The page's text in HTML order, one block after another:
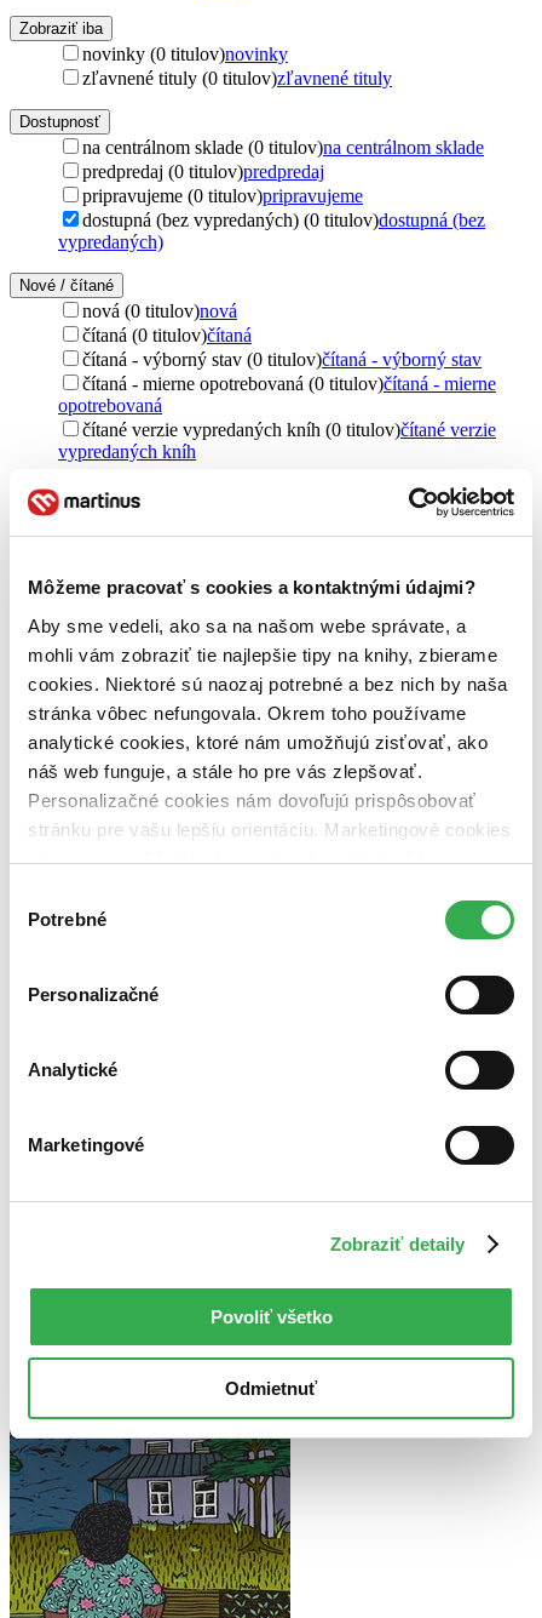
Môžeme pracovať s cookies a kontaktnými údajmi?
Aby sme vedeli, ako sa na našom webe správate, a
mohli vám zobraziť tie najlepšie tipy na knihy, zbierame
cookies. Niektoré sú naozaj potrebné a bez nich by naša
stránka vôbec nefungovala. Okrem toho používame
analytické cookies, ktoré nám umožňujú zisťovať, ako
náš web funguje, a stále ho pre vás zlepšovať.
Personalizačné cookies nám dovoľujú prispôsobovať
stránku pre vašu lepšiu orientáciu. Marketingové cookies
nám zas umožňujú zobrazenie relevantnej reklamy.
nám pomohlo, keby sme mohli používať všetky tieto
súhlasu
Potrebné
Personalizačné
Analytické
Marketingové
Zobraziť detaily
Povoliť všetko
Odmietnuť
Zobraziť iba
novinky (0 titulov)novinky
zľavnené tituly (0 titulov)zľavnené tituly
Dostupnosť
na centrálnom sklade (0 titulov)na centrálnom sklade
predpredaj (0 titulov)predpredaj
pripravujeme (0 titulov)pripravujeme
dostupná (bez vypredaných) (0 titulov)dostupná (bez
vypredaných)
Nové / čítané
nová (0 titulov)nová
čítaná (0 titulov)čítaná
čítaná - výborný stav (0 titulov)čítaná - výborný stav
čítaná - mierne opotrebovaná (0 titulov)čítaná - mierne
opotrebovaná
čítané verzie vypredaných kníh (0 titulov)čítané verzie
vypredaných kníh
Jazyk
Slovensko (2 tituly)Slovensko2
Útvar
romány (2 tituly)romány2
Autor
Barbara Neely (2 tituly) Barbara Neely2
Vydavateľstvo
Pistorius & Olšanská (2 tituly)Pistorius & Olšanská2
Väzba
pevná väzba (2 tituly)pevná väzba2
Zúžiť výber
Bestsellery
Najdrahšie
Autor Barbara Neelydostupné